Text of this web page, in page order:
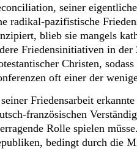
seiner
radikal-pazifistische
blieb sie mangels
Friedensinitiativen in
Christen,
oft einer der
Friedensarbeit
französischen
Rolle spielen
bedingt durch die